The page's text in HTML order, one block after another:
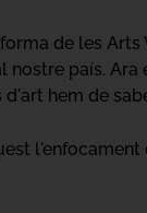
de les
país.
hem de